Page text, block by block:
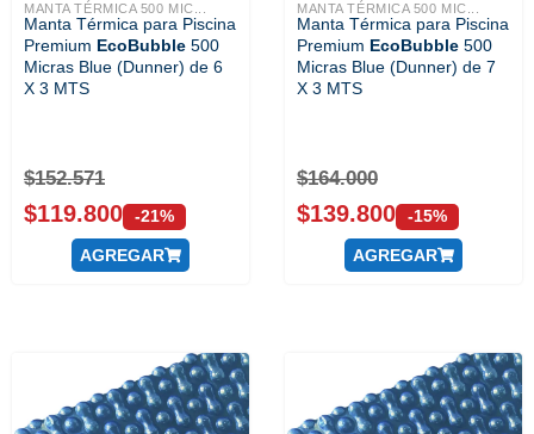
MANTA TÉRMICA 500 MIC...
Manta Térmica para Piscina
Premium EcoBubble 500
Micras Blue (Dunner) de 6
X 3 MTS
$152.571
$119.800 -21%
AGREGAR
MANTA TÉRMICA 500 MIC...
Manta Térmica para Piscina
Premium EcoBubble 500
Micras Blue (Dunner) de 7
X 3 MTS
$164.000
$139.800 -15%
AGREGAR